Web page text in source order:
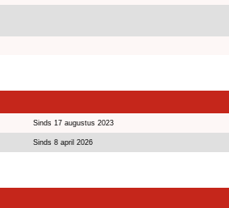
Sinds 17 augustus 2023
Sinds 8 april 2026